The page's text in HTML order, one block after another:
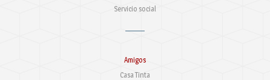
Servicio social
Amigos
Casa Tinta